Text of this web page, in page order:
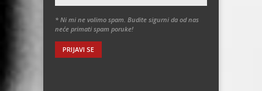
* Ni mi ne volimo spam. Budite sigurni da od nas
neće primati spam poruke!